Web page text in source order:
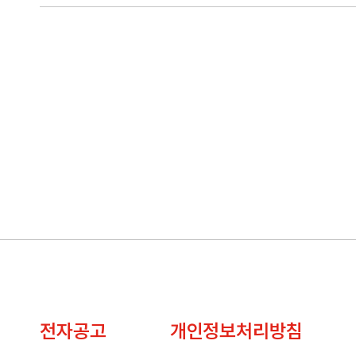
전자공고 개인정보처리방침